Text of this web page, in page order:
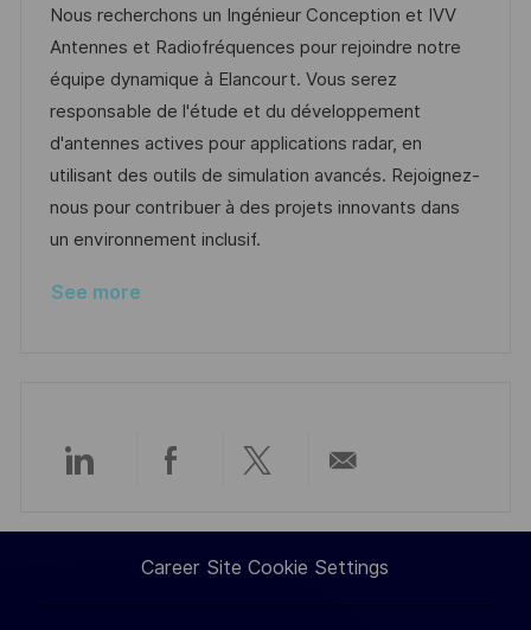
a
t
i
o
n
t
e
d
D
a
t
e
b
I
d
t
e
g
o
r
y
Nous recherchons un Ingénieur Conception et IVV
Antennes et Radiofréquences pour rejoindre notre
équipe dynamique à Elancourt. Vous serez
responsable de l'étude et du développement
d'antennes actives pour applications radar, en
utilisant des outils de simulation avancés. Rejoignez-
nous pour contribuer à des projets innovants dans
un environnement inclusif.
See more
Share
via
LinkedIn
Share
via
Facebook
Share
via
twitter
via
email
Career Site Cookie Settings